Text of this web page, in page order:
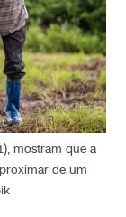
mostram que a
de um